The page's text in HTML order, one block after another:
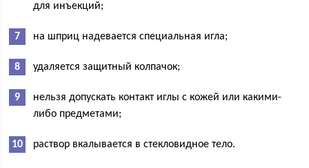
для инъекций;
на шприц надевается специальная игла;
удаляется защитный колпачок;
нельзя допускать контакт иглы с кожей или какими-
либо предметами;
раствор вкалывается в стекловидное тело.